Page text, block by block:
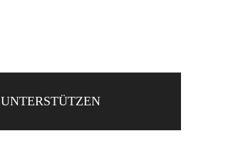
UNTERSTÜTZEN